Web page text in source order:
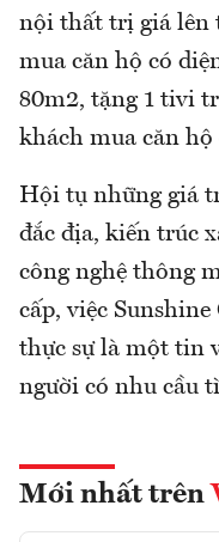
nội thất trị giá lên
mua căn hộ có
80m2, tặng 1 tivi
khách mua căn
Hội tụ những giá
đắc địa, kiến trúc
công nghệ thông
cấp, việc
thực sự là một tin
người có nhu cầu
Mới nhất trên